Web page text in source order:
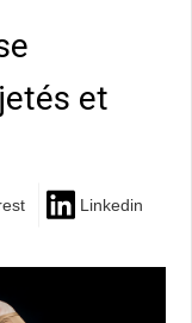
et
Linkedin